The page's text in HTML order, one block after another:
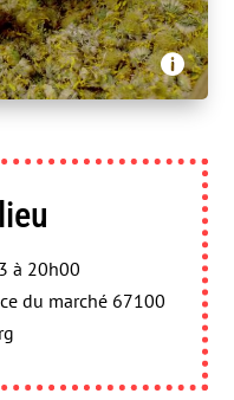
Pictanovo, France
herboristes 
à 20h00
du marché 67100